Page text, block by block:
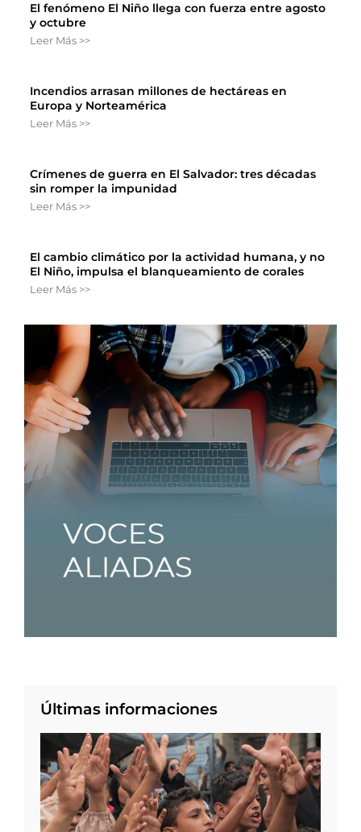
El fenómeno El Niño llega con fuerza entre agosto
y octubre
Leer Más >>
Incendios arrasan millones de hectáreas en
Europa y Norteamérica
Leer Más >>
Crímenes de guerra en El Salvador: tres décadas
sin romper la impunidad
Leer Más >>
El cambio climático por la actividad humana, y no
El Niño, impulsa el blanqueamiento de corales
Leer Más >>
Últimas informaciones